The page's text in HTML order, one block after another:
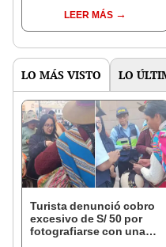
LEER MÁS
LO MÁS VISTO LO
Turista denunció cobro
excesivo de S/ 50 por
fotografiarse con una